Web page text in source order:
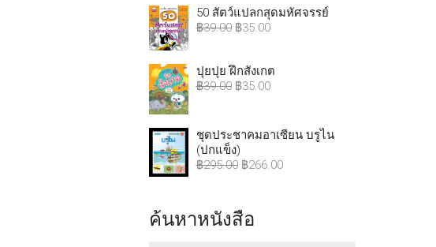
50 สัตว์แปลกสุดมหัศจรรย์
฿39.00 ฿35.00
ปุยปุย ฝึกสังเกต
฿39.00 ฿35.00
ชุดประชาคมอาเซียน บรูไน
(ปกแข็ง)
฿295.00 ฿266.00
ค้นหาหนังสือ